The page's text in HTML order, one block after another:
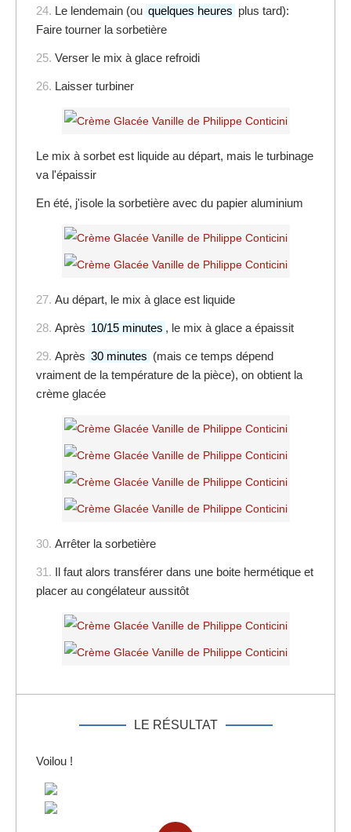
24. Le lendemain (ou quelques heures plus tard):
Faire tourner la sorbetière
25. Verser le mix à glace refroidi
26. Laisser turbiner
Le mix à sorbet est liquide au départ, mais le turbinage
va l'épaissir
En été, j'isole la sorbetière avec du papier aluminium
27. Au départ, le mix à glace est liquide
28. Après 10/15 minutes , le mix à glace a épaissit
29. Après 30 minutes (mais ce temps dépend
vraiment de la température de la pièce), on obtient la
crème glacée
30. Arrêter la sorbetière
31. Il faut alors transférer dans une boite hermétique et
placer au congélateur aussitôt
LE RÉSULTAT
Voilou !